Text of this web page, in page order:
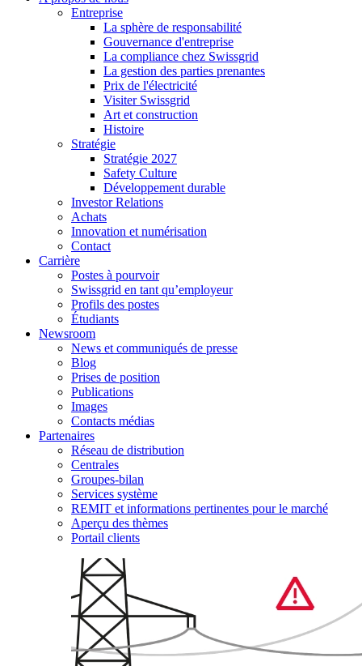
Entreprise
La sphère de responsabilité
Gouvernance d'entreprise
La compliance chez Swissgrid
La gestion des parties prenantes
Prix de l'électricité
Visiter Swissgrid
Art et construction
Histoire
Stratégie
Stratégie 2027
Safety Culture
Développement durable
Investor Relations
Achats
Innovation et numérisation
Contact
Carrière
Postes à pourvoir
Swissgrid en tant qu’employeur
Profils des postes
Étudiants
Newsroom
News et communiqués de presse
Blog
Prises de position
Publications
Images
Contacts médias
Partenaires
Réseau de distribution
Centrales
Groupes-bilan
Services système
REMIT et informations pertinentes pour le marché
Aperçu des thèmes
Portail clients